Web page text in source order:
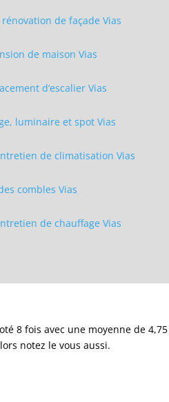
de façade Vias
de maison Vias
d’escalier Vias
luminaire et spot Vias
de climatisation Vias
combles Vias
de chauffage Vias
8 fois avec une moyenne de 4,75
notez le vous aussi.